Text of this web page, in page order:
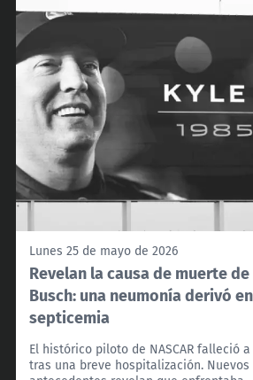
Lunes 25 de mayo de 2026
Revelan la causa de muerte
Busch: una neumonía derivó
septicemia
El histórico piloto de NASCAR falleció a
tras una breve hospitalización. Nuevos